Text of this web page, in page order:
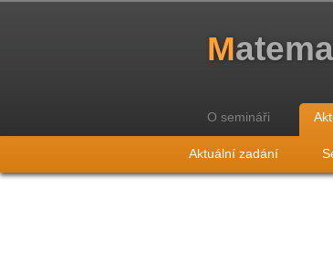
M
O semináři
Aktuální zadání